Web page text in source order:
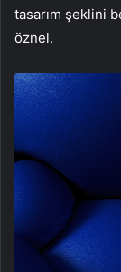
tasarım şeklini
öznel.